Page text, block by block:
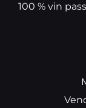
100 % vin